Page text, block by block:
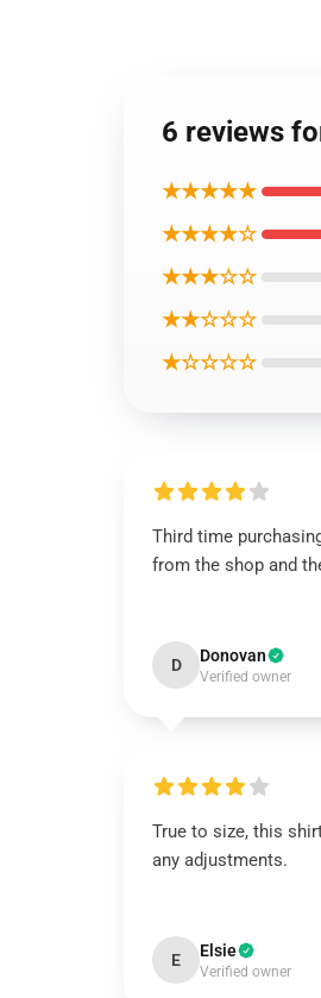
6 reviews
★★★★★
★★★★☆
★★★☆☆
★★☆☆☆
★☆☆☆☆
Third time
from the shop and
D Donovan
Verified owner
True to size, this
any adjustments.
E Elsie
Verified owner